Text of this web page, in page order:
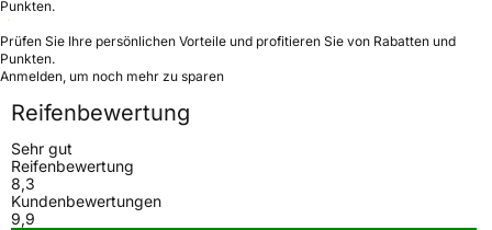
Punkten.
Prüfen Sie Ihre persönlichen Vorteile und profitieren Sie von Rabatten und
Punkten.
Anmelden, um noch mehr zu sparen
Reifenbewertung
Sehr gut
Reifenbewertung
8,3
Kundenbewertungen
9,9